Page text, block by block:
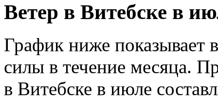
Ветер в Витебске в
График ниже показывает
силы в течение месяца.
в Витебске в июле